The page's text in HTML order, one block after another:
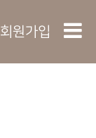
회원가입